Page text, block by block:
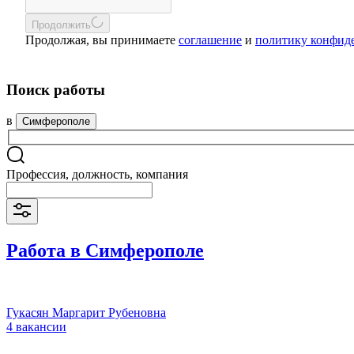
Продолжить
Продолжая, вы принимаете соглашение и политику
Поиск работы
в Симферополе
Профессия, должность, компания
Работа в Симферополе
Гукасян Маргарит Рубеновна
4 вакансии